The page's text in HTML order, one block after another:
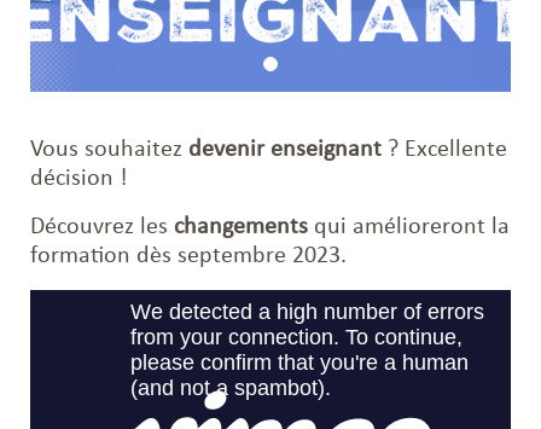
Vous souhaitez devenir enseignant ? Excellente
décision !
Découvrez les changements qui amélioreront la
formation dès septembre 2023.